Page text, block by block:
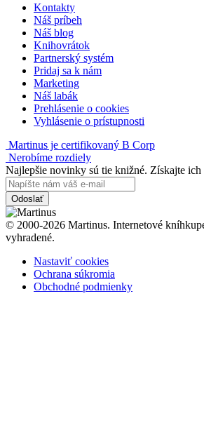
Kontakty
Náš príbeh
Náš blog
Knihovrátok
Partnerský systém
Pridaj sa k nám
Marketing
Náš labák
Prehlásenie o cookies
Vyhlásenie o prístupnosti
Martinus je certifikovaný B Corp
Nerobíme rozdiely
Najlepšie novinky sú tie knižné. Získajte ich
Odoslať
© 2000-2026 Martinus. Internetové
vyhradené.
Nastaviť cookies
Ochrana súkromia
Obchodné podmienky